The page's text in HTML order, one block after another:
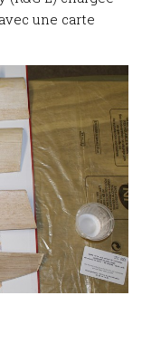
une carte